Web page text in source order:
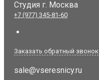
Студия г. Москва
+7 (977) 345-81-60
Заказать обратный звонок
sale@vseresnicy.ru